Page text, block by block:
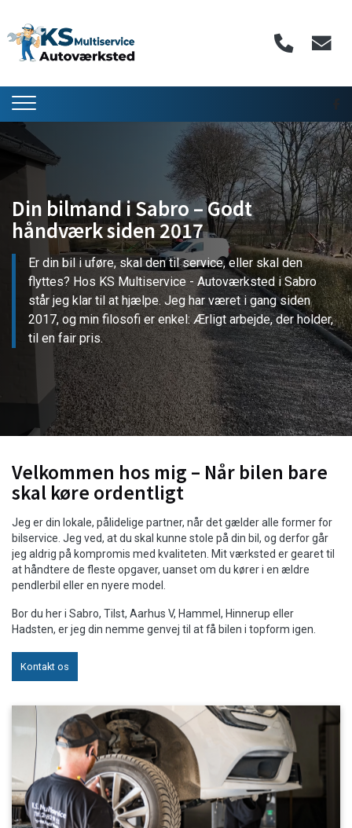
hovedindhold
Din bilmand i Sabro – Godt
håndværk siden 2017
Er din bil i uføre, skal den til service, eller skal den
flyttes? Hos KS Multiservice - Autoværksted i Sabro
står jeg klar til at hjælpe. Jeg har været i gang siden
2017, og min filosofi er enkel: Ærligt arbejde, der holder,
til en fair pris.
Velkommen hos mig – Når bilen bare
skal køre ordentligt
Jeg er din lokale, pålidelige partner, når det gælder alle former for
bilservice. Jeg ved, at du skal kunne stole på din bil, og derfor går
jeg aldrig på kompromis med kvaliteten. Mit værksted er gearet til
at håndtere de fleste opgaver, uanset om du kører i en ældre
pendlerbil eller en nyere model.
Bor du her i Sabro, Tilst, Aarhus V, Hammel, Hinnerup eller
Hadsten, er jeg din nemme genvej til at få bilen i topform igen.
Kontakt os